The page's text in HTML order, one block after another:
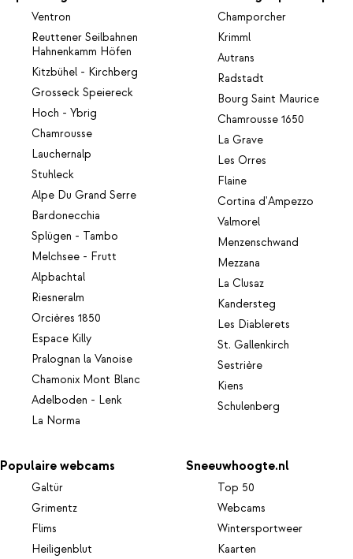
Ventron
Reuttener Seilbahnen
Hahnenkamm Höfen
Kitzbühel - Kirchberg
Grosseck Speiereck
Hoch - Ybrig
Chamrousse
Lauchernalp
Stuhleck
Alpe Du Grand Serre
Bardonecchia
Splügen - Tambo
Melchsee - Frutt
Alpbachtal
Riesneralm
Orcières 1850
Espace Killy
Pralognan la Vanoise
Chamonix Mont Blanc
Adelboden - Lenk
La Norma
Champorcher
Krimml
Autrans
Radstadt
Bourg Saint Maurice
Chamrousse 1650
La Grave
Les Orres
Flaine
Cortina d'Ampezzo
Valmorel
Menzenschwand
Mezzana
La Clusaz
Kandersteg
Les Diablerets
St. Gallenkirch
Sestrière
Kiens
Schulenberg
Populaire webcams
Galtür
Grimentz
Flims
Heiligenblut
Sneeuwhoogte.nl
Top 50
Webcams
Wintersportweer
Kaarten